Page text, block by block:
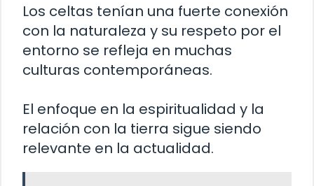
Los celtas tenían una fuerte conexión
con la naturaleza y su respeto por el
entorno se refleja en muchas
culturas contemporáneas.
El enfoque en la espiritualidad y la
relación con la tierra sigue siendo
relevante en la actualidad.